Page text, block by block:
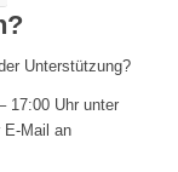
Unterstützung?
17:00 Uhr unter
E-Mail an